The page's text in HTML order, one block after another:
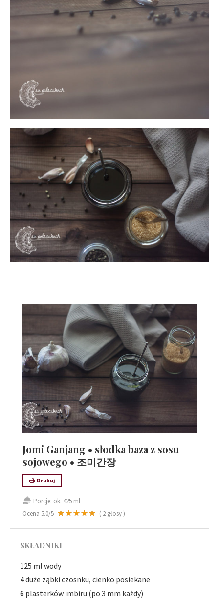
Jomi Ganjang • słodka baza z sosu
sojowego • 조미간장
Drukuj
Porcje: ok. 425 ml
Ocena 5.0/5 ( 2 głosy )
SKŁADNIKI
125 ml wody
4 duże ząbki czosnku, cienko posiekane
6 plasterków imbiru (po 3 mm każdy)